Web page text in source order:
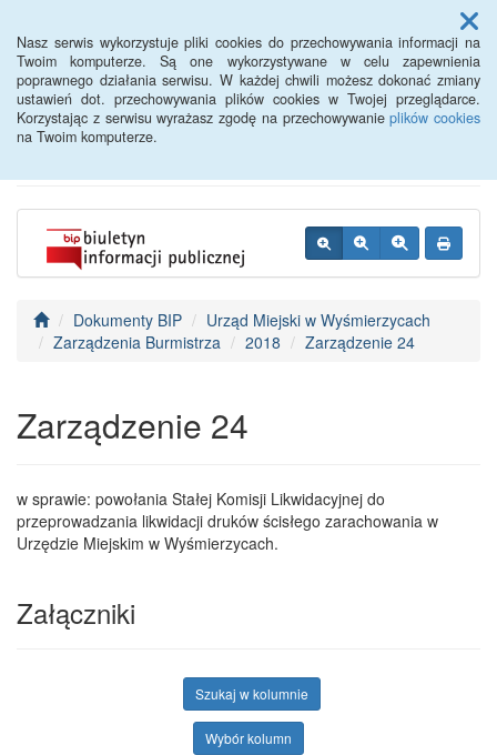
Nasz serwis wykorzystuje pliki cookies do przechowywania informacji na
Twoim komputerze. Są one wykorzystywane w celu zapewnienia
poprawnego działania serwisu. W każdej chwili możesz dokonać zmiany
ustawień dot. przechowywania plików cookies w Twojej przeglądarce.
Korzystając z serwisu wyrażasz zgodę na przechowywanieplików cookies
na Twoim komputerze.
Menu
BIP - Urząd Miejski
Wyśmierzyce
Dokumenty BIP
Urząd Miejski w Wyśmierzycach
Zarządzenia Burmistrza
2018 Zarządzenie 24
Zarządzenie 24
w sprawie: powołania Stałej Komisji Likwidacyjnej do
przeprowadzania likwidacji druków ścisłego zarachowania w
Urzędzie Miejskim w Wyśmierzycach.
Załączniki
Szukaj w kolumnie
Wybór kolumn